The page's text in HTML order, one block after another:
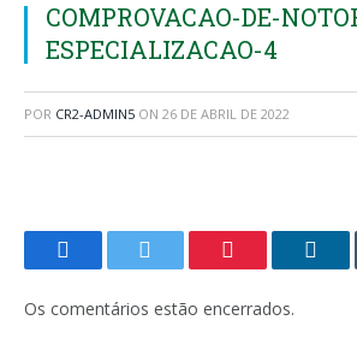
COMPROVACAO-DE-
ESPECIALIZACAO-4
POR CR2-ADMIN5 ON 26 DE ABRIL DE 2022
FacebookTwitter Pinterest
Os comentários estão encerrados.